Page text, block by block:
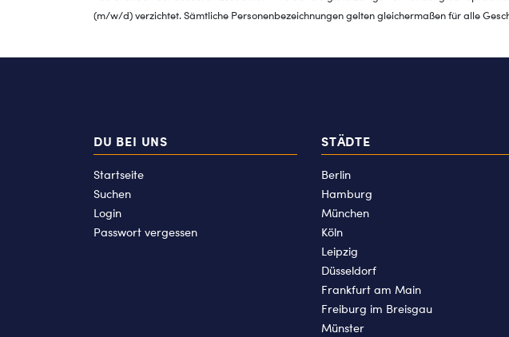
(m/w/d) verzichtet. Sämtliche Personenbezeichnungen gelten gleichermaßen für alle
DU BEI UNS
Startseite
Suchen
Login
Passwort vergessen
STÄDTE
Berlin
Hamburg
München
Köln
Leipzig
Düsseldorf
Frankfurt am Main
Freiburg im Breisgau
Münster